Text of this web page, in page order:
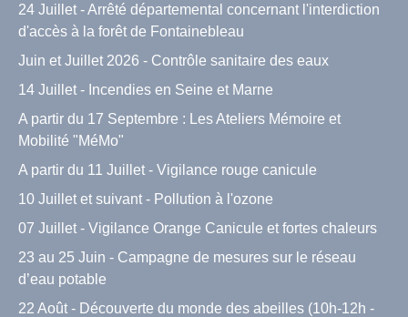
24 Juillet - Arrêté départemental concernant l'interdiction
d'accès à la forêt de Fontainebleau
Juin et Juillet 2026 - Contrôle sanitaire des eaux
14 Juillet - Incendies en Seine et Marne
A partir du 17 Septembre : Les Ateliers Mémoire et
Mobilité "MéMo"
A partir du 11 Juillet - Vigilance rouge canicule
10 Juillet et suivant - Pollution à l'ozone
07 Juillet - Vigilance Orange Canicule et fortes chaleurs
23 au 25 Juin - Campagne de mesures sur le réseau
d’eau potable
22 Août - Découverte du monde des abeilles (10h-12h -